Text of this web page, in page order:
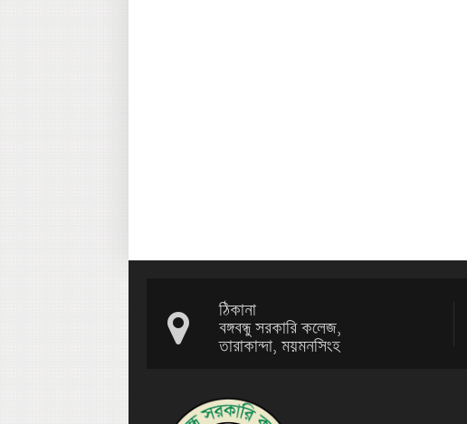
ঠিকানা
বঙ্গবন্ধু সরকারি কলেজ,
তারাকান্দা, ময়মনসিংহ